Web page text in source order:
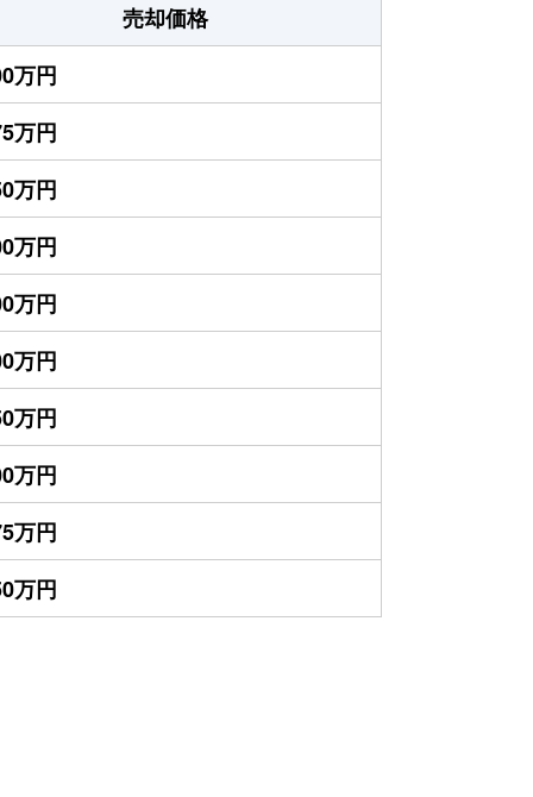
売却価格
万円
万円
万円
万円
万円
万円
万円
万円
万円
万円